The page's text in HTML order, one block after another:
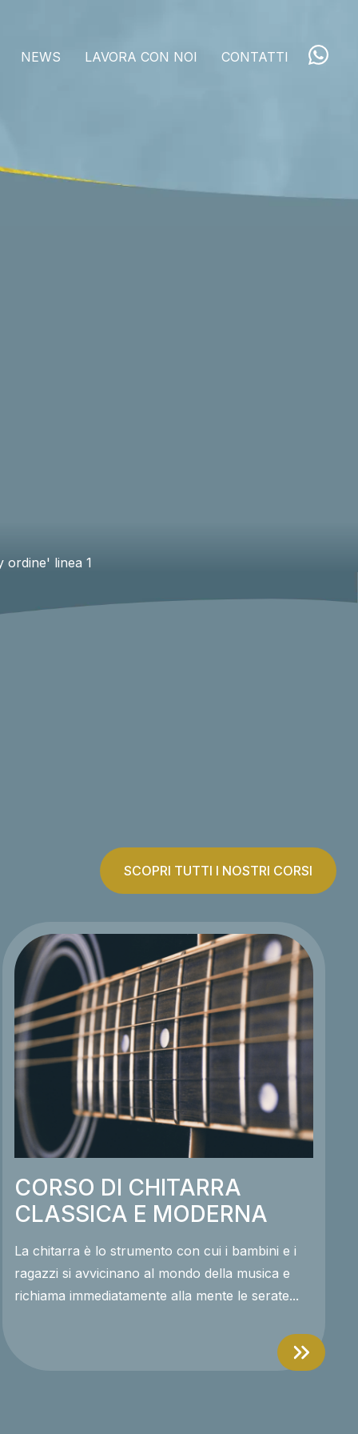
NEWS LAVORA CON NOI CONTATTI
ordine' linea 1
SCOPRI TUTTI I NOSTRI CORSI
CORSO DI CHITARRA
CLASSICA E MODERNA
La chitarra è lo strumento con cui i bambini e i
ragazzi si avvicinano al mondo della musica e
richiama immediatamente alla mente le serate...